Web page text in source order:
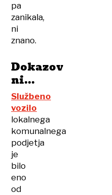
pa
zanikala,
ni
znano.
Dokazov
ni...
Službeno
vozilo
lokalnega
komunalnega
podjetja
je
bilo
eno
od